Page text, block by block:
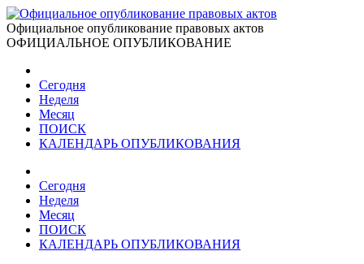
Официальное опубликование правовых актов
ОФИЦИАЛЬНОЕ ОПУБЛИКОВАНИЕ
Сегодня
Неделя
Месяц
ПОИСК
КАЛЕНДАРЬ ОПУБЛИКОВАНИЯ
Сегодня
Неделя
Месяц
ПОИСК
КАЛЕНДАРЬ ОПУБЛИКОВАНИЯ